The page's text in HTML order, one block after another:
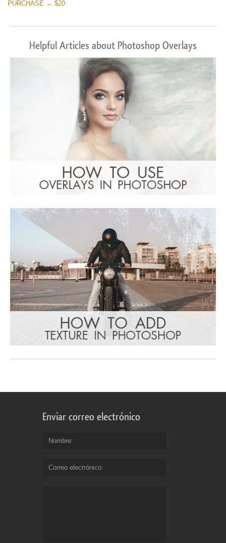
PURCHASE → $20
Helpful Articles about Photoshop Overlays
Enviar correo electrónico
Nombre
Correo electrónico